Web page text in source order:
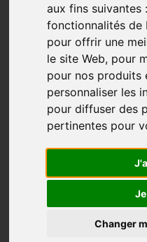
aux fins suivantes :
fonctionnalités de
pour offrir une
le site Web, pour
pour nos produits
personnaliser les
pour diffuser des
pertinentes pour
Changer